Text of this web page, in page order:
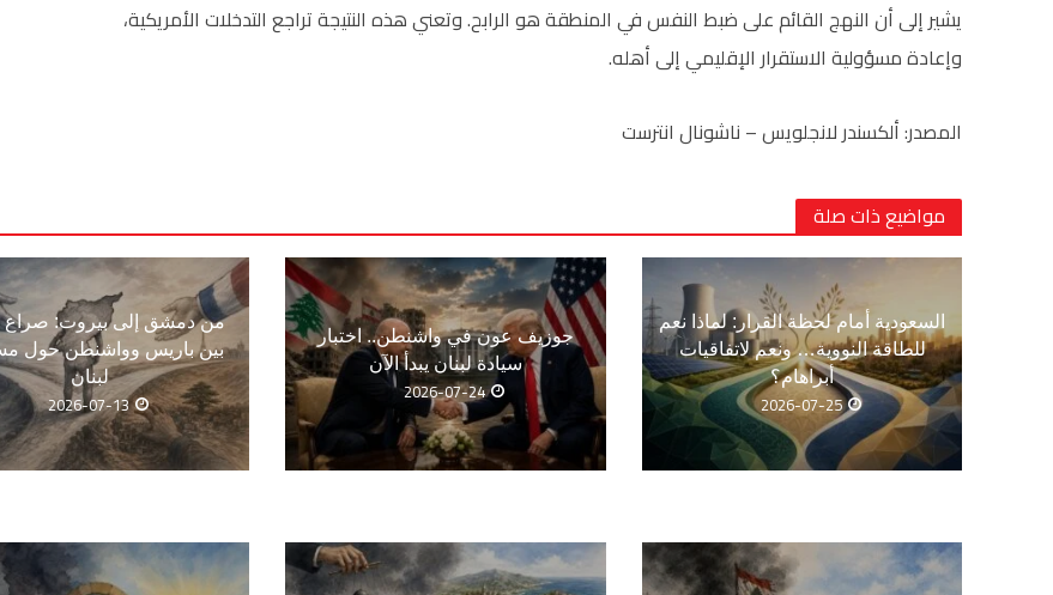
يشير إلى أن النهج القائم على ضبط النفس في المنطقة هو الرابح. وتعني هذه النتيجة تراجع التدخلات الأمريكية،
وإعادة مسؤولية الاستقرار الإقليمي إلى أهله.
المصدر: ألكسندر لانجلويس – ناشونال انترست
مواضيع ذات صلة
السعودية أمام لحظة القرار: لماذا نعم
للطاقة النووية… ونعم لاتفاقيات
أبراهام؟
2026-07-25
جوزيف عون في واشنطن.. اختبار
سيادة لبنان يبدأ الآن
2026-07-24
من دمشق إلى بيروت: صراع
بين باريس وواشنطن حول
لبنان
2026-07-13